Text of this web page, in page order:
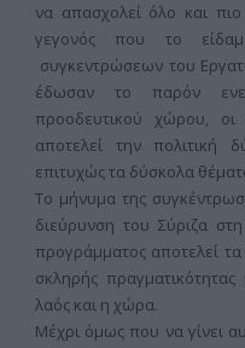
να απασχολεί όλο και
γεγονός που το
συγκεντρώσεων του
έδωσαν το παρόν
προοδευτικού χώρου, οι
αποτελεί την πολιτική
επιτυχώς τα δύσκολα
Το μήνυμα της
διεύρυνση του Σύριζα
προγράμματος αποτελεί
σκληρής
λαός και η χώρα.
Μέχρι όμως που να γίνει